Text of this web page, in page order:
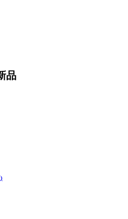
品